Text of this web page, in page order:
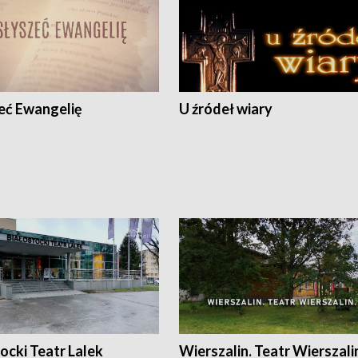
Ewangelię U źródeł wiary
Teatr Lalek Wierszalin. Teatr